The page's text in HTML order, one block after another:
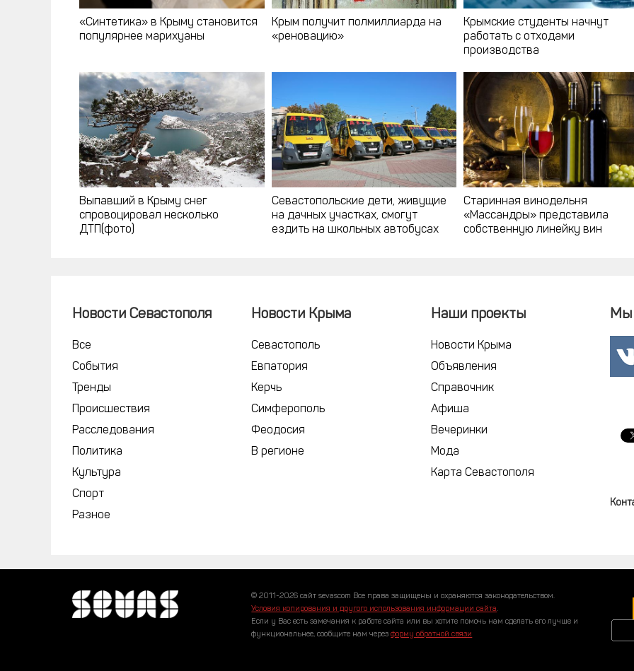
«Синтетика» в Крыму становится
популярнее марихуаны
Крым получит полмиллиарда на
«реновацию»
Крымские студенты начнут
работать с отходами
производства
Выпавший в Крыму снег
спровоцировал несколько
ДТП(фото)
Севастопольские дети, живущие
на дачных участках, смогут
ездить на школьных автобусах
Старинная винодельня
«Массандры» представила
собственную линейку вин
Новости Севастополя
Все
События
Тренды
Происшествия
Расследования
Политика
Культура
Спорт
Разное
Новости Крыма
Севастополь
Евпатория
Керчь
Симферополь
Феодосия
В регионе
Наши проекты
Новости Крыма
Объявления
Справочник
Афиша
Вечеринки
Мода
Карта Севастополя
Мы
© 2011-2026 сайт sevascom Все права защищены и охраняются законодательством.
Условия копирования и другого использования информации сайта.
Если у Вас есть замечания к работе сайта или вы хотите помочь нам сделать его лучше и
функциональнее, сообщите нам черезформу обратной связи